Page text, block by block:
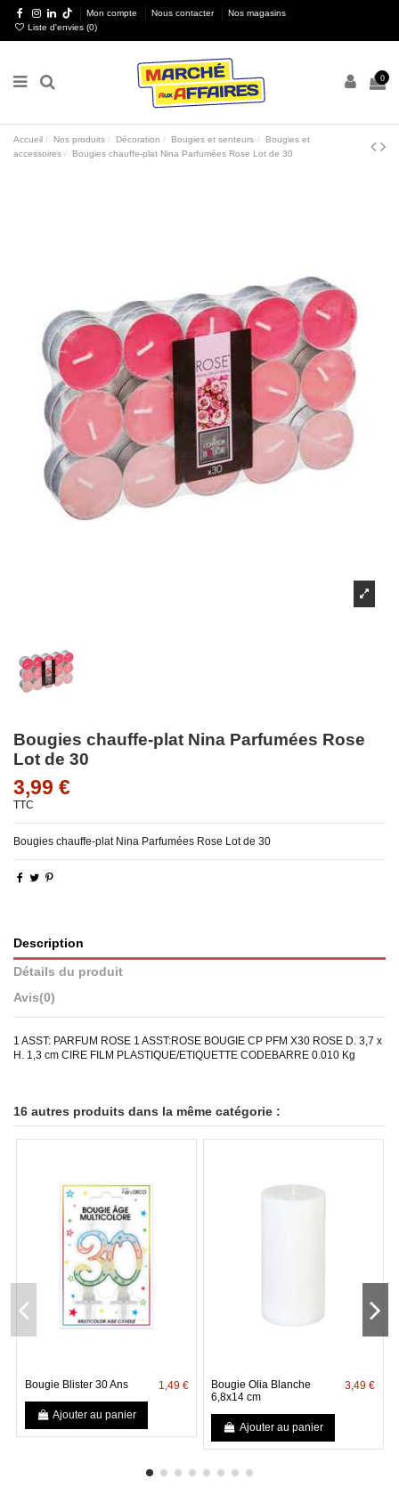
Mon compte Nous contacter
Nos magasins
Liste d'envies (0)
0
Accueil Nos produits Décoration Bougies et senteurs
Bougies et
accessoires
Bougies chauffe-plat Nina Parfumées Rose Lot de 30
Bougies chauffe-plat Nina Parfumées Rose
Lot de 30
3,99 €
TTC
Bougies chauffe-plat Nina Parfumées Rose Lot de 30
Description
Détails du produit
Avis(0)
1 ASST: PARFUM ROSE 1 ASST:ROSE BOUGIE CP PFM X30 ROSE D. 3,7 x
H. 1,3 cm CIRE FILM PLASTIQUE/ETIQUETTE CODEBARRE 0.010 Kg
16 autres produits dans la même catégorie :
Bougie Blister 30 Ans 1,49 €
Ajouter au panier
Bougie Olia Blanche
6,8x14 cm
3,49 €
Ajouter au panier